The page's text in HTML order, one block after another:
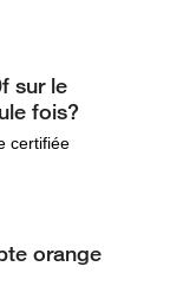
sur le
fois?
certifiée
orange